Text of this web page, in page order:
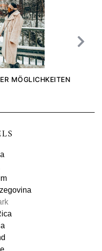
MÖGLICHKEITEN